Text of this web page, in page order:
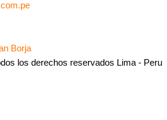
Borja
los derechos reservados Lima - Peru